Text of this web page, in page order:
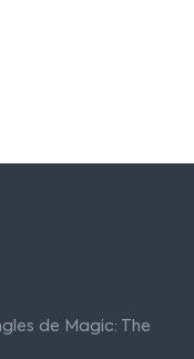
de Magic: The